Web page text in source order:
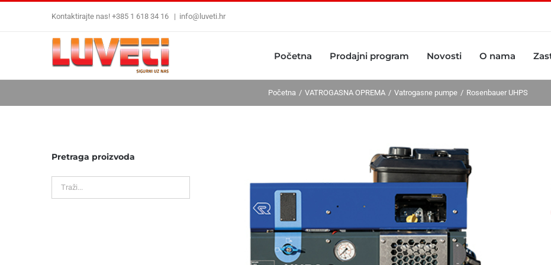
Kontaktirajte nas! +385 1 618 34 16 | info@luveti.hr
Početna Prodajni program Novosti O nama
Početna VATROGASNA OPREMA Vatrogasne pumpe Rosenbauer UHPS
Pretraga proizvoda